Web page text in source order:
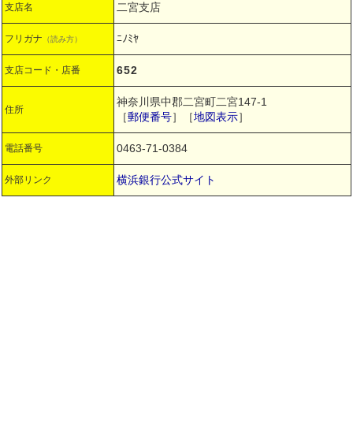
支店名 二宮支店
フリガナ （読み方） ﾆﾉﾐﾔ
支店コード・店番 652
住所
神奈川県中郡二宮町二宮147-1
［郵便番号］［地図表示］
電話番号 0463-71-0384
外部リンク 横浜銀行公式サイト